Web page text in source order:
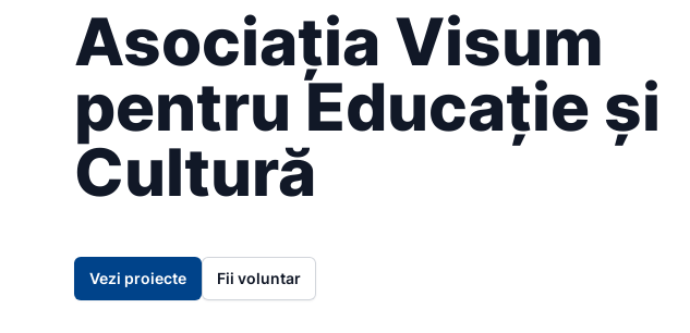
Asociația Visum
pentru Educație și
Cultură
Vezi proiecte Fii voluntar